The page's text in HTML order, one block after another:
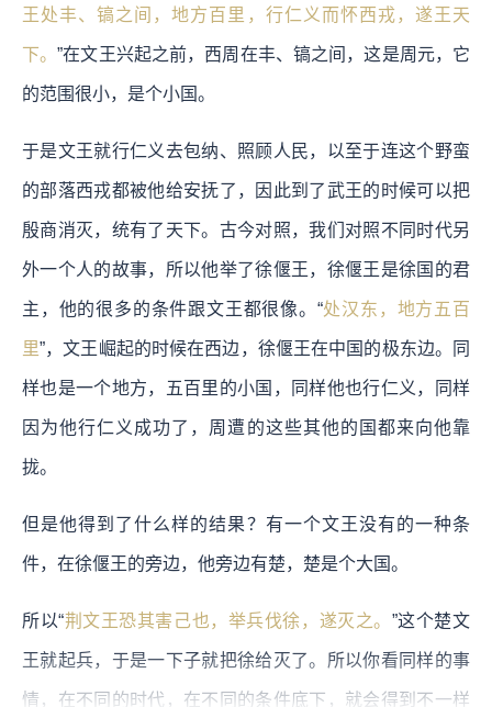
王处丰、镐之间，地方百里，行仁义而怀西戎，遂王天
下。”在文王兴起之前，西周在丰、镐之间，这是周元，它
的范围很小，是个小国。
于是文王就行仁义去包纳、照顾人民，以至于连这个野蛮
的部落西戎都被他给安抚了，因此到了武王的时候可以把
殷商消灭，统有了天下。古今对照，我们对照不同时代另
外一个人的故事，所以他举了徐偃王，徐偃王是徐国的君
主，他的很多的条件跟文王都很像。“处汉东，地方五百
里”，文王崛起的时候在西边，徐偃王在中国的极东边。同
样也是一个地方，五百里的小国，同样他也行仁义，同样
因为他行仁义成功了，周遭的这些其他的国都来向他靠
拢。
但是他得到了什么样的结果？有一个文王没有的一种条
件，在徐偃王的旁边，他旁边有楚，楚是个大国。
所以“荆文王恐其害己也，举兵伐徐，遂灭之。 ”这个楚文
王就起兵，于是一下子就把徐给灭了。所以你看同样的事
情，在不同的时代，在不同的条件底下，就会得到不一样